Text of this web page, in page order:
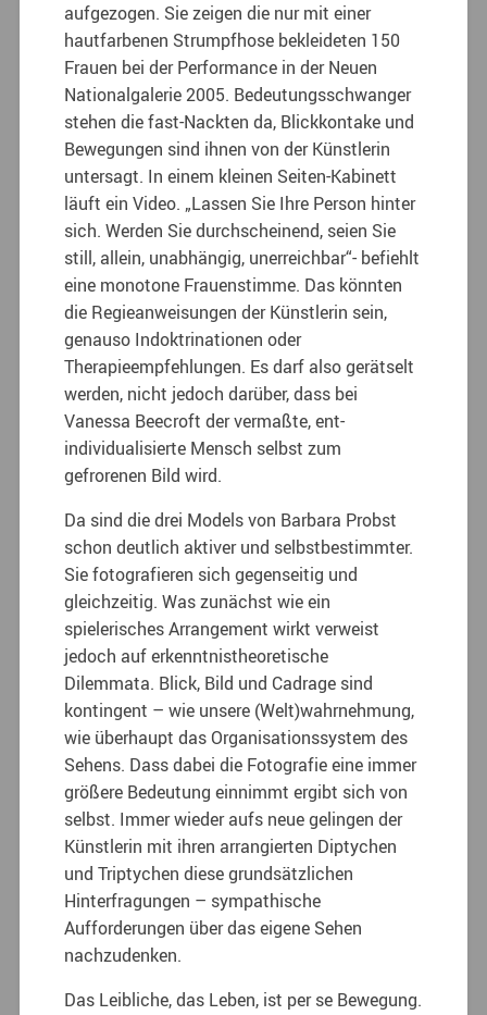
aufgezogen. Sie zeigen die nur mit einer
hautfarbenen Strumpfhose bekleideten 150
Frauen bei der Performance in der Neuen
Nationalgalerie 2005. Bedeutungsschwanger
stehen die fast-Nackten da, Blickkontake und
Bewegungen sind ihnen von der Künstlerin
untersagt. In einem kleinen Seiten-Kabinett
läuft ein Video. „Lassen Sie Ihre Person hinter
sich. Werden Sie durchscheinend, seien Sie
still, allein, unabhängig, unerreichbar“- befiehlt
eine monotone Frauenstimme. Das könnten
die Regieanweisungen der Künstlerin sein,
genauso Indoktrinationen oder
Therapieempfehlungen. Es darf also gerätselt
werden, nicht jedoch darüber, dass bei
Vanessa Beecroft der vermaßte, ent-
individualisierte Mensch selbst zum
gefrorenen Bild wird.
Da sind die drei Models von Barbara Probst
schon deutlich aktiver und selbstbestimmter.
Sie fotografieren sich gegenseitig und
gleichzeitig. Was zunächst wie ein
spielerisches Arrangement wirkt verweist
jedoch auf erkenntnistheoretische
Dilemmata. Blick, Bild und Cadrage sind
kontingent – wie unsere (Welt)wahrnehmung,
wie überhaupt das Organisationssystem des
Sehens. Dass dabei die Fotografie eine immer
größere Bedeutung einnimmt ergibt sich von
selbst. Immer wieder aufs neue gelingen der
Künstlerin mit ihren arrangierten Diptychen
und Triptychen diese grundsätzlichen
Hinterfragungen – sympathische
Aufforderungen über das eigene Sehen
nachzudenken.
Das Leibliche, das Leben, ist per se Bewegung.